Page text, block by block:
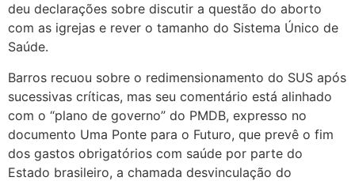
deu declarações sobre discutir a questão do aborto
com as igrejas e rever o tamanho do Sistema Único de
Saúde.
Barros recuou sobre o redimensionamento do SUS após
sucessivas críticas, mas seu comentário está alinhado
com o “plano de governo” do PMDB, expresso no
documento Uma Ponte para o Futuro, que prevê o fim
dos gastos obrigatórios com saúde por parte do
Estado brasileiro, a chamada desvinculação do